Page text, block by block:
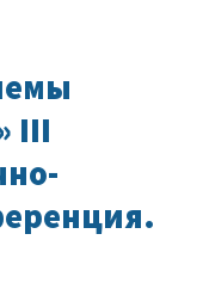
III